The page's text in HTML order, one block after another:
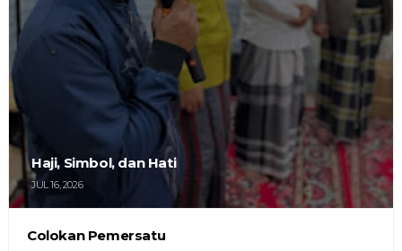
Haji, Simbol, dan Hati
JUL 16, 2026
Colokan Pemersatu